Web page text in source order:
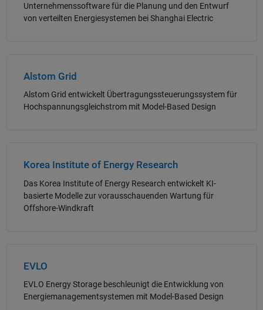
Unternehmenssoftware für die Planung und den Entwurf
von verteilten Energiesystemen bei Shanghai Electric
Alstom Grid
Alstom Grid entwickelt Übertragungssteuerungssystem für
Hochspannungsgleichstrom mit Model-Based Design
Korea Institute of Energy Research
Das Korea Institute of Energy Research entwickelt KI-
basierte Modelle zur vorausschauenden Wartung für
Offshore-Windkraft
EVLO
EVLO Energy Storage beschleunigt die Entwicklung von
Energiemanagementsystemen mit Model-Based Design